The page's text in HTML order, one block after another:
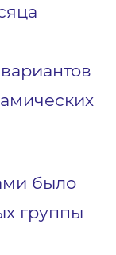
было
группы